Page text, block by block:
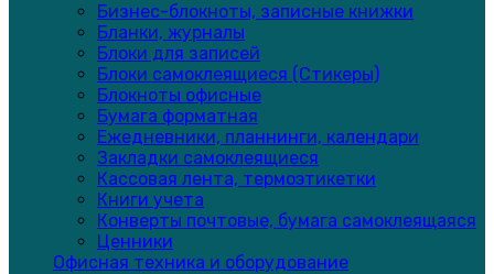
Бизнес-блокноты, записные книжки
Бланки, журналы
Блоки для записей
Блоки самоклеящиеся (Стикеры)
Блокноты офисные
Бумага форматная
Ежедневники, планнинги, календари
Закладки самоклеящиеся
Кассовая лента, термоэтикетки
Книги учета
Конверты почтовые, бумага самоклеящаяся
Ценники
Офисная техника и оборудование